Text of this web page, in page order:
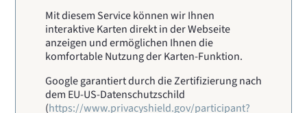
Mit diesem Service können wir Ihnen
interaktive Karten direkt in der Webseite
anzeigen und ermöglichen Ihnen die
komfortable Nutzung der Karten-Funktion.
Google garantiert durch die Zertifizierung nach
dem EU-US-Datenschutzschild
(https://www.privacyshield.gov/participant?